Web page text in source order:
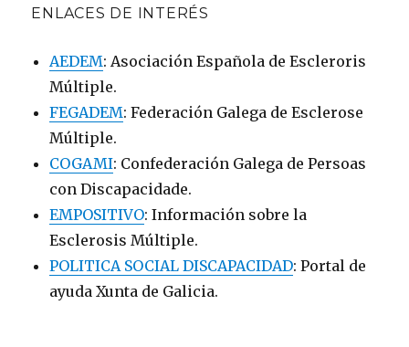
ENLACES DE INTERÉS
AEDEM: Asociación Española de Escleroris
Múltiple.
FEGADEM: Federación Galega de Esclerose
Múltiple.
COGAMI: Confederación Galega de Persoas
con Discapacidade.
EMPOSITIVO: Información sobre la
Esclerosis Múltiple.
POLITICA SOCIAL DISCAPACIDAD: Portal de
ayuda Xunta de Galicia.